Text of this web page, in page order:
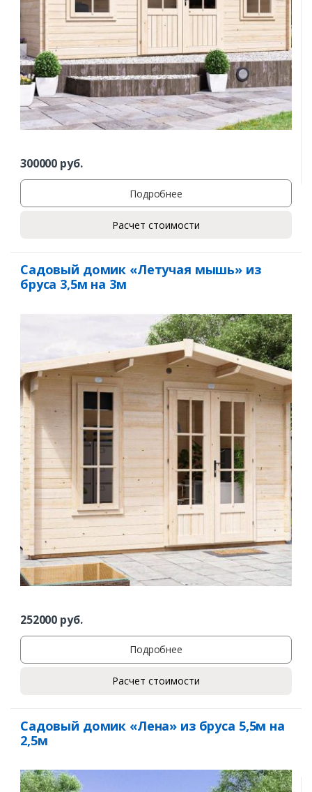
300000 руб.
Подробнее
Расчет стоимости
Садовый домик «Летучая мышь» из
бруса 3,5м на 3м
252000 руб.
Подробнее
Расчет стоимости
Садовый домик «Лена» из бруса 5,5м на
2,5м